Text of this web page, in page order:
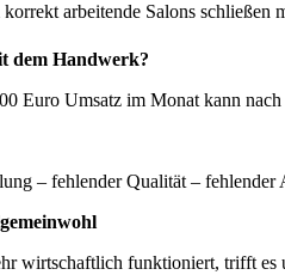
korrekt arbeitende Salons
dem Handwerk?
Euro Umsatz im Monat kann
– fehlender Qualität –
wirtschaftlich funktioniert, trifft es